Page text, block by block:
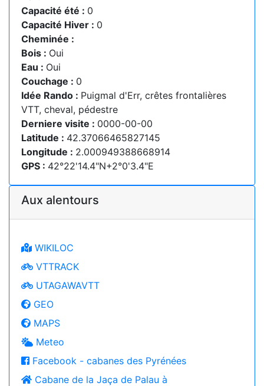
Capacité été : 0
Capacité Hiver : 0
Cheminée :
Bois : Oui
Eau : Oui
Couchage : 0
Idée Rando : Puigmal d'Err, crêtes frontalières
VTT, cheval, pédestre
Derniere visite : 0000-00-00
Latitude : 42.37066465827145
Longitude : 2.000949388668914
GPS : 42°22'14.4"N+2°0'3.4"E
Aux alentours
WIKILOC
VTTRACK
UTAGAWAVTT
GEO
MAPS
Meteo
Facebook - cabanes des Pyrénées
Cabane de la Jaça de Palau à